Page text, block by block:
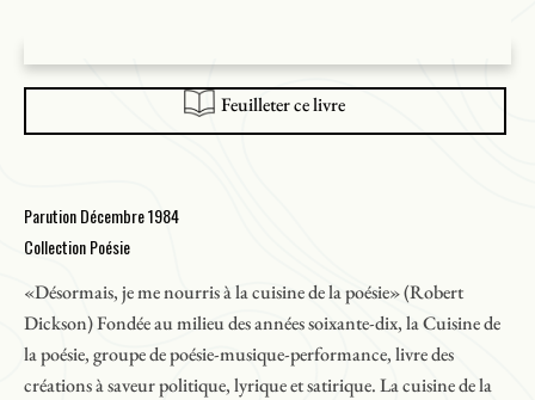
Feuilleter ce livre
Parution Décembre 1984
Collection Poésie
«Désormais, je me nourris à la cuisine de la poésie» (Robert
Dickson) Fondée au milieu des années soixante-dix, la Cuisine de
la poésie, groupe de poésie-musique-performance, livre des
créations à saveur politique, lyrique et satirique. La cuisine de la